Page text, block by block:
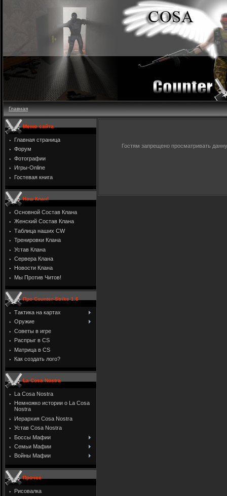
Главная
Меню сайта
Главная страница
Форум
Фотографии
Игры-Online
Гостевая книга
Наш Клан!
Основной Состав Клана
Женский Состав Клана
Таблица наших CW
Тренировки Клана
Устав Клана
Сервера Клана
Новости Клана
Мы Против Читов!
Про Counter-Strike 1.6
Тактика на картах
Оружие
Советы в игре
Распрыг в CS
Матрица в CS
Как создать лого?
La Cosa Nostra
La Cosa Nostra
Немножко истории о La Cosa
Nostra
Иерархия Cosa Nostra
Устав Cosa Nostra
Боссы Мафии
Семьи Мафии
Войны Мафии
Прочее
Рисовалка
Гостям запрещено просматривать